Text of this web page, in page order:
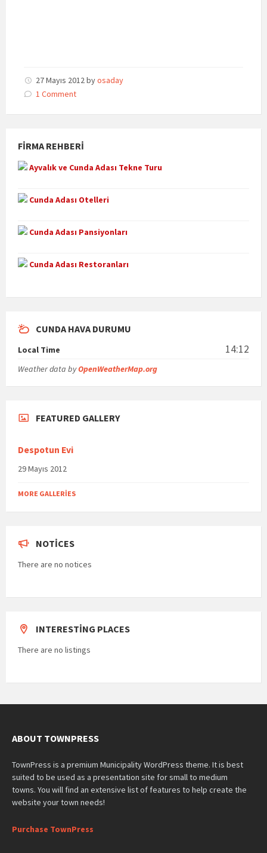
27 Mayıs 2012byosaday
1 Comment
FIRMA REHBERI
Ayvalık ve Cunda Adası Tekne Turu
Cunda Adası Otelleri
Cunda Adası Pansiyonları
Cunda Adası Restoranları
CUNDA HAVA DURUMU
Local Time 14:12
Weather data byOpenWeatherMap.org
FEATURED GALLERY
Despotun Evi
29 Mayıs 2012
MORE GALLERIES
NOTICES
There are no notices
INTERESTING PLACES
There are no listings
ABOUT TOWNPRESS
TownPress is a premium Municipality WordPress theme. It is best
suited to be used as a presentation site for small to medium
towns. You will find an extensive list of features to help create the
website your town needs!
Purchase TownPress